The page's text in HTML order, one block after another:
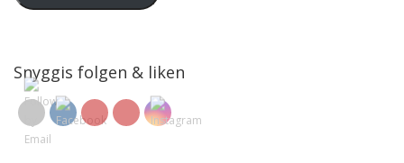
Snyggis folgen & liken